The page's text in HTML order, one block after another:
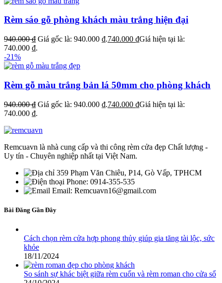
Rèm sáo gỗ phòng khách màu trắng hiện đại
940.000₫ Giá gốc là: 940.000 ₫.740.000 ₫Giá hiện tại là:
740.000 ₫.
-21%
Rèm gỗ màu trắng bản lá 50mm cho phòng khách
940.000₫ Giá gốc là: 940.000 ₫.740.000 ₫Giá hiện tại là:
740.000 ₫.
Remcuavn là nhà cung cấp và thi công rèm cửa đẹp Chất lượng -
Uy tín - Chuyên nghiệp nhất tại Việt Nam.
359 Phạm Văn Chiêu, P14, Gò Vấp, TPHCM
Phone: 0914-355-535
Email: Remcuavn16@gmail.com
Bài Đăng Gần Đây
Cách chọn rèm cửa hợp phong thủy giúp gia tăng tài lộc, sức
khỏe
18/11/2024
So sánh sự khác biệt giữa rèm cuốn và rèm roman cho cửa sổ